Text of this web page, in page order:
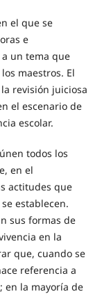
el que se
e
un tema que
maestros. El
revisión juiciosa
el escenario de
escolar.
todos los
en el
actitudes que
establecen.
sus formas de
en la
que, cuando se
referencia a
en la mayoría de